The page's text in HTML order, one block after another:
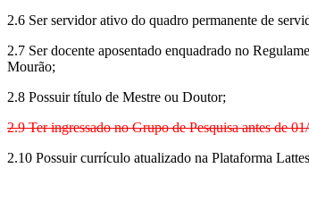
2.6 Ser servidor ativo do quadro permanente de
2.7 Ser docente aposentado enquadrado no
Mourão;
2.8 Possuir título de Mestre ou Doutor;
2.9 Ter ingressado no Grupo de Pesquisa antes de
2.10 Possuir currículo atualizado na Plataforma